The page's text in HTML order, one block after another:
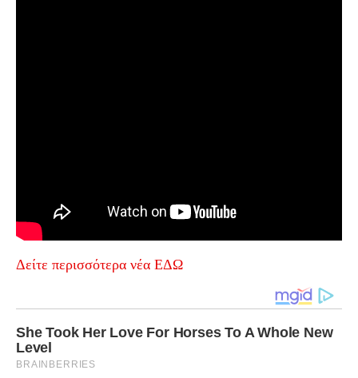
Δείτε περισσότερα νέα ΕΔΩ